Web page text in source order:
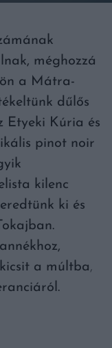
méghozzá
a Mátra-
dűlős
Etyeki Kúria és
pinot noir
kilenc
ki és
a múltba,